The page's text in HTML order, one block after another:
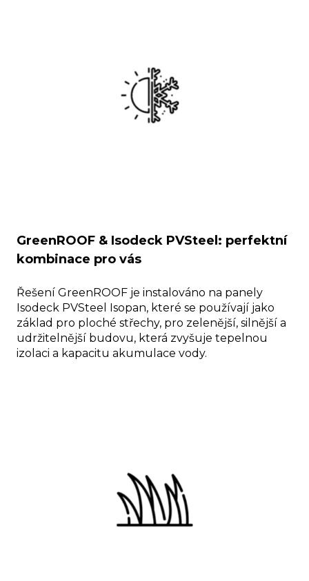
GreenROOF & Isodeck PVSteel: perfektní
kombinace pro vás
Řešení GreenROOF je instalováno na panely
Isodeck PVSteel Isopan, které se používají jako
základ pro ploché střechy, pro zelenější, silnější a
udržitelnější budovu, která zvyšuje tepelnou
izolaci a kapacitu akumulace vody.